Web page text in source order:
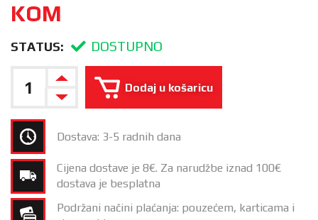
KOM
STATUS: DOSTUPNO
Dodaj u košaricu
Dostava: 3-5 radnih dana
Cijena dostave je 8€. Za narudžbe iznad 100€
dostava je besplatna
Podržani načini plaćanja: pouzećem, karticama i